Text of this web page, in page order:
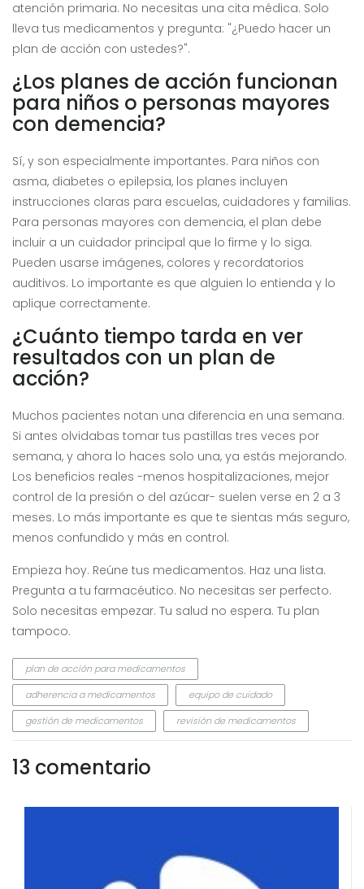
atención primaria. No necesitas una cita médica. Solo
lleva tus medicamentos y pregunta: "¿Puedo hacer un
plan de acción con ustedes?".
¿Los planes de acción funcionan
para niños o personas mayores
con demencia?
Sí, y son especialmente importantes. Para niños con
asma, diabetes o epilepsia, los planes incluyen
instrucciones claras para escuelas, cuidadores y familias.
Para personas mayores con demencia, el plan debe
incluir a un cuidador principal que lo firme y lo siga.
Pueden usarse imágenes, colores y recordatorios
auditivos. Lo importante es que alguien lo entienda y lo
aplique correctamente.
¿Cuánto tiempo tarda en ver
resultados con un plan de
acción?
Muchos pacientes notan una diferencia en una semana.
Si antes olvidabas tomar tus pastillas tres veces por
semana, y ahora lo haces solo una, ya estás mejorando.
Los beneficios reales -menos hospitalizaciones, mejor
control de la presión o del azúcar- suelen verse en 2 a 3
meses. Lo más importante es que te sientas más seguro,
menos confundido y más en control.
Empieza hoy. Reúne tus medicamentos. Haz una lista.
Pregunta a tu farmacéutico. No necesitas ser perfecto.
Solo necesitas empezar. Tu salud no espera. Tu plan
tampoco.
plan de acción para medicamentos
adherencia a medicamentos
equipo de cuidado
gestión de medicamentos
revisión de medicamentos
13 comentario